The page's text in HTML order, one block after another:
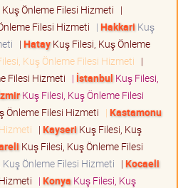
Önleme Filesi Hizmeti |
Filesi Hizmeti | Hakkari Kuş
| HatayKuş Filesi, Kuş Önleme
Kuş Önleme Filesi Hizmeti |
Filesi Hizmeti | İstanbul Kuş Filesi,
Kuş Filesi, Kuş Önleme Filesi
Önleme Filesi Hizmeti | Kastamonu
| Kayseri Kuş Filesi, Kuş
Kuş Filesi, Kuş Önleme Filesi
Önleme Filesi Hizmeti | Kocaeli
| Konya Kuş Filesi, Kuş